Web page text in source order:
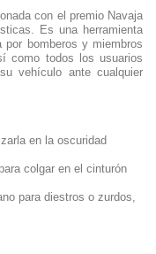
con el premio Navaja
Es una herramienta
por bomberos y miembros
como todos los usuarios
vehículo ante cualquier
en la oscuridad
colgar en el cinturón
para diestros o zurdos,